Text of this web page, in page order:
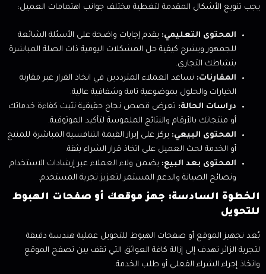
يجب تنويع الأشكال المقدمة لتغطية مختلف جوانب اهتمامات العميل:
المحتوى التعليمي: يقدم إجابات واضحة على الأسئلة الشائعة
للجمهور ويشرح كيفية حل المشكلات اليومية ذات الصلة المباشرة
بنشاطك التجاري.
المقارنات: تساعد العملاء المترددين في اتخاذ القرار عبر مقارنة
الخيارات والحلول بموضوعية تامة وشفافية عالية.
دراسات الحالة: تعرض قصص نجاح حقيقية تثبت كفاءة خدماتك
أو منتجاتك بالأرقام والنتائج الملموسة لتأكيد الموثوقية.
المحتوى البيعي: يركز على إبراز القيمة التنافسية المباشرة للمنتج
أو الخدمة لحث العميل على اتخاذ قرار الشراء بثقة.
المحتوى بعد البيع: يضمن ولاء العملاء عبر إرشادات الاستخدام
ونصائح الصيانة والدعم المستمر لتعزيز تجربة المستخدم.
الخطوة السادسة: جهز موقعك أو صفحات الهبوط
للتحويل
يُعد تجهيز الموقع أو صفحات الهبوط للتحويل عملية هندسة دقيقة
لتجربة الزائر تهدف إلى إزالة كافة العوائق التي تقف بين تصفح الموقع
واتخاذ إجراء الشراء الفعلي أو طلب الخدمة.